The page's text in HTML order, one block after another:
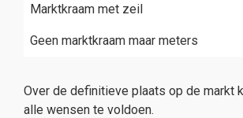
Marktkraam met zeil
Geen marktkraam maar meters
Over de definitieve plaats op de markt
alle wensen te voldoen.